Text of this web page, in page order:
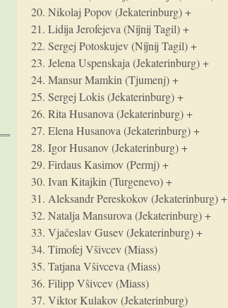
20. Nikolaj Popov (Jekaterinburg) +
21. Lidija Jerofejeva (Niĵnij Tagil) +
22. Sergej Potoskujev (Niĵnij Tagil) +
23. Jelena Uspenskaja (Jekaterinburg) +
24. Mansur Mamkin (Tjumenj) +
25. Sergej Lokis (Jekaterinburg) +
26. Rita Husanova (Jekaterinburg) +
27. Elena Husanova (Jekaterinburg) +
28. Igor Husanov (Jekaterinburg) +
29. Firdaus Kasimov (Permj) +
30. Ivan Kitajkin (Turgenevo) +
31. Aleksandr Pereskokov (Jekaterinburg) +
32. Natalja Mansurova (Jekaterinburg) +
33. Vjaĉeslav Gusev (Jekaterinburg) +
34. Timofej Vŝivcev (Miass)
35. Tatjana Vŝivceva (Miass)
36. Filipp Vŝivcev (Miass)
37. Viktor Kulakov (Jekaterinburg)